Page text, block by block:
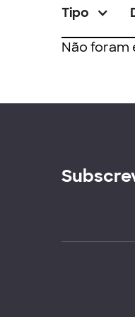
Tipo
Não foram